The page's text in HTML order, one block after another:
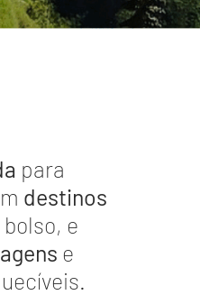
para
destinos
e
e